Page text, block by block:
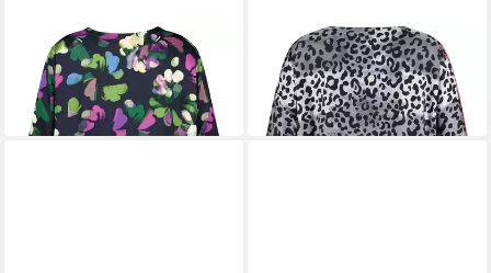
SAMOONLangarmbluse
62,99 € UVP89,99 €
-30%
SAMOONLangarmbluse
69,99 € UVP99,99 €
-30%